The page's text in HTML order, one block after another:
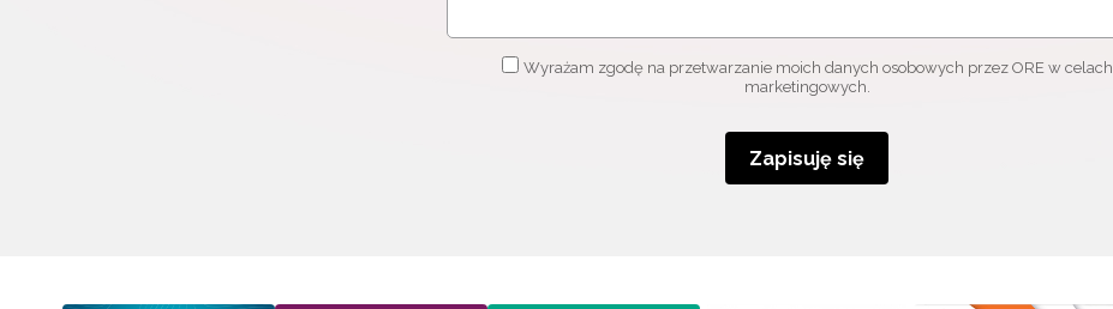
Wyrażam zgodę na przetwarzanie moich danych osobowych przez ORE w celach
marketingowych.
Zapisuję się